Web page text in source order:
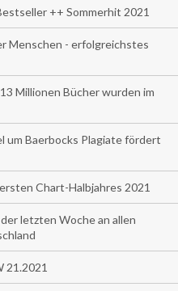
++ Sommerhit 2021
Menschen - erfolgreichstes
Millionen Bücher wurden im
um Baerbocks Plagiate fördert
Chart-Halbjahres 2021
letzten Woche an allen
21.2021